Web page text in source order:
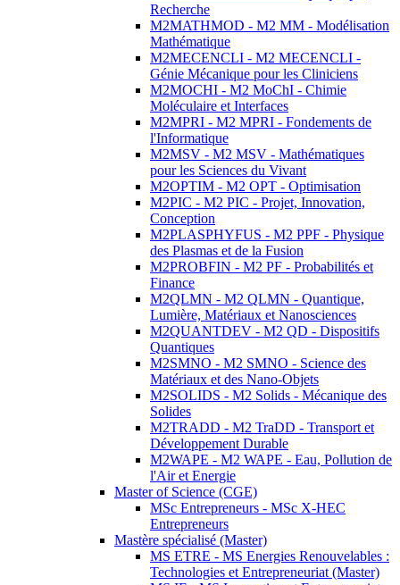
Recherche
M2MATHMOD - M2 MM - Modélisation
Mathématique
M2MECENCLI - M2 MECENCLI -
Génie Mécanique pour les Cliniciens
M2MOCHI - M2 MoChI - Chimie
Moléculaire et Interfaces
M2MPRI - M2 MPRI - Fondements de
l'Informatique
M2MSV - M2 MSV - Mathématiques
pour les Sciences du Vivant
M2OPTIM - M2 OPT - Optimisation
M2PIC - M2 PIC - Projet, Innovation,
Conception
M2PLASPHYFUS - M2 PPF - Physique
des Plasmas et de la Fusion
M2PROBFIN - M2 PF - Probabilités et
Finance
M2QLMN - M2 QLMN - Quantique,
Lumière, Matériaux et Nanosciences
M2QUANTDEV - M2 QD - Dispositifs
Quantiques
M2SMNO - M2 SMNO - Science des
Matériaux et des Nano-Objets
M2SOLIDS - M2 Solids - Mécanique des
Solides
M2TRADD - M2 TraDD - Transport et
Développement Durable
M2WAPE - M2 WAPE - Eau, Pollution de
l'Air et Energie
Master of Science (CGE)
MSc Entrepreneurs - MSc X-HEC
Entrepreneurs
Mastère spécialisé (Master)
MS ETRE - MS Energies Renouvelables :
Technologies et Entrepreneuriat (Master)